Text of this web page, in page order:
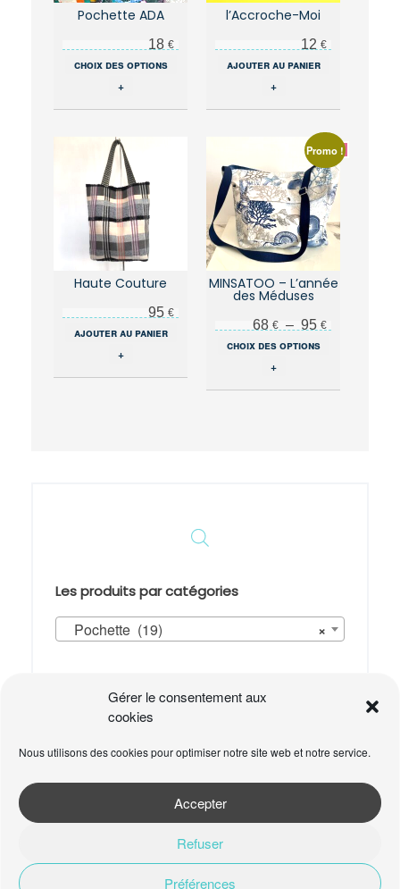
Gérer le consentement aux
cookies
Nous utilisons des cookies pour optimiser notre site web et notre service.
Accepter
Refuser
Préférences
Pochette ADA
18 €
choix des options
plusieurs
peuvent
choisies
+
l’Accroche-Moi
12€
ajouter au panier
+
Haute Couture
95 €
ajouter au panier
+
Promo !
MINSATOO – L’année
des Méduses
68€ – 95€Plage de prix : 68 € à 95 €
choix des options
plusieurs
+
Les produits par catégories
×
Pochette (19)
Votre panier est vide.